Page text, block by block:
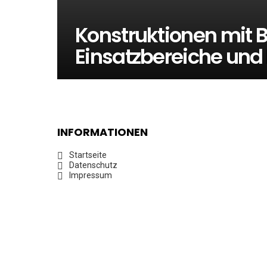
Konstruktionen mit
Einsatzbereiche
INFORMATIONEN
Startseite
Datenschutz
Impressum